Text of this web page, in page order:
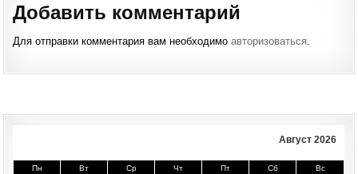
Добавить комментарий
Для отправки комментария вам необходимоавторизоваться.
Август 2026
Пн Вт Ср Чт Пт Сб Вс